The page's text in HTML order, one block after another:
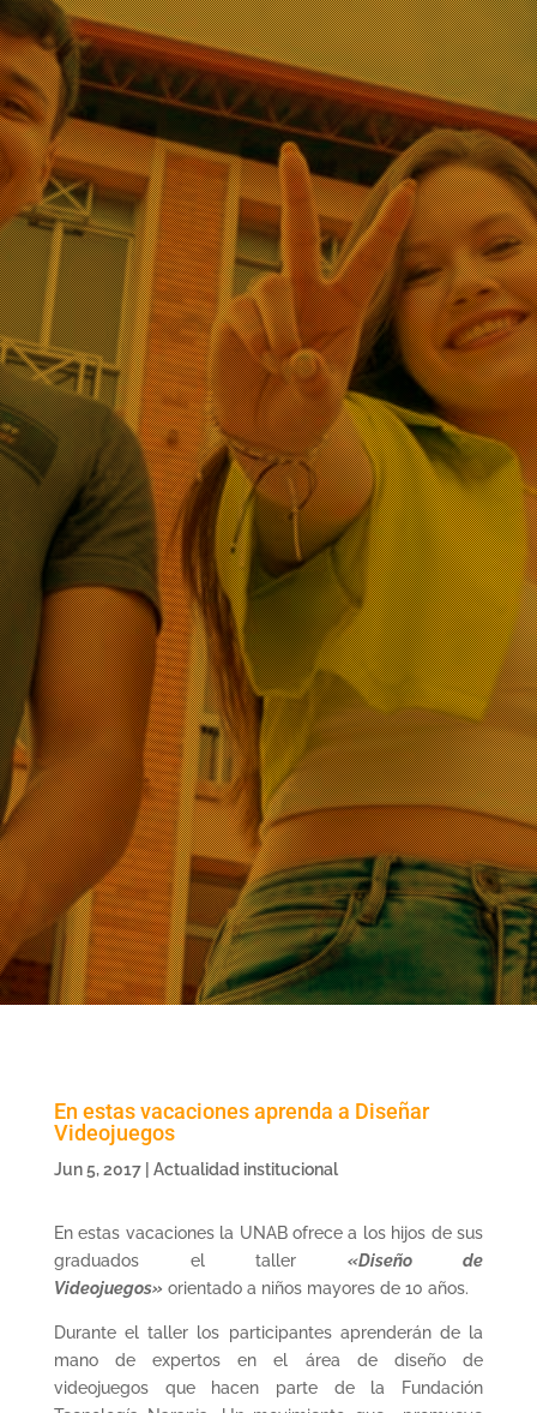
En estas vacaciones aprenda a Diseñar
Videojuegos
Jun 5, 2017| Actualidad institucional
En estas vacaciones la UNAB ofrece a los hijos de sus
graduados el taller«Diseño de
Videojuegos» orientado a niños mayores de 10 años.
Durante el taller los participantes aprenderán de la
mano de expertos en el área de diseño de
videojuegos que hacen parte de la Fundación